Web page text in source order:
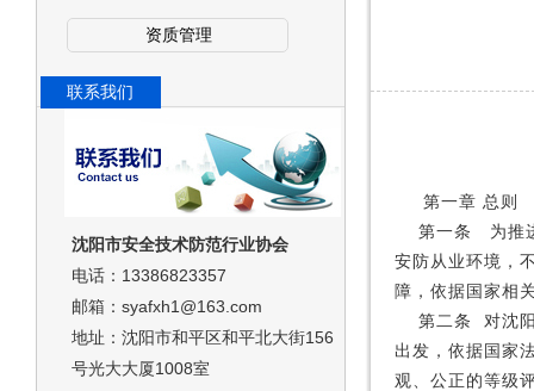
资质管理
联系我们
沈阳市安全技术防范行业协会
电话：13386823357
邮箱：syafxh1@163.com
地址：沈阳市和平区和平北大街156
号光大大厦1008室
第一章 总则
第一条
为推
安防从业环境，
障，依据国家相
第二条
对沈
出发，依据国家
观、公正的等级